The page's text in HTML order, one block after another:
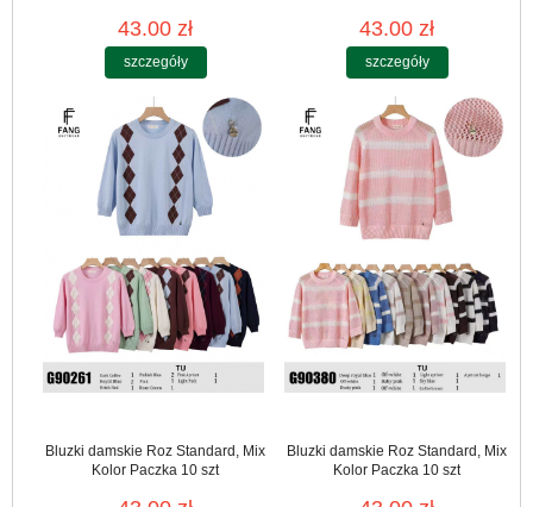
43.00 zł
szczegóły
43.00 zł
szczegóły
Bluzki damskie Roz Standard, Mix
Kolor Paczka 10 szt
Bluzki damskie Roz Standard, Mix
Kolor Paczka 10 szt